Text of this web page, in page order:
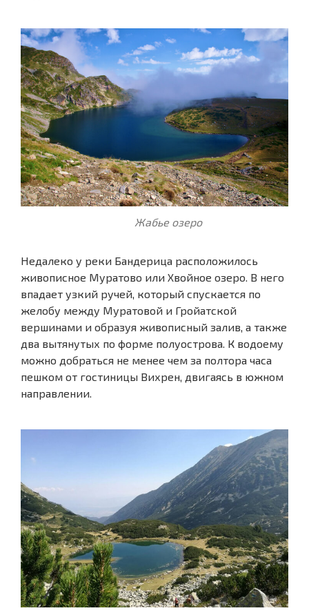
Жабье озеро
Недалеко у реки Бандерица расположилось
живописное Муратово или Хвойное озеро. В него
впадает узкий ручей, который спускается по
желобу между Муратовой и Гройатской
вершинами и образуя живописный залив, а также
два вытянутых по форме полуострова. К водоему
можно добраться не менее чем за полтора часа
пешком от гостиницы Вихрен, двигаясь в южном
направлении.